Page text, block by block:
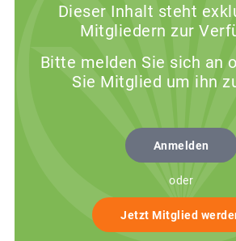
Dieser Inhalt steht
Mitgliedern zur
Bitte melden Sie sich an
Sie Mitglied um ihn
Anmelden
oder
Jetzt Mitglied